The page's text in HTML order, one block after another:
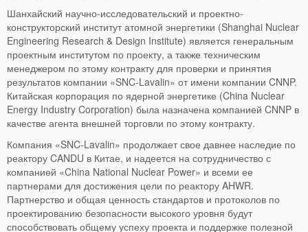
Шанхайский научно-исследовательский и проектно-
конструкторский институт атомной энергетики (Shanghai Nuclear
Engineering Research & Design Institute) является генеральным
проектным институтом по проекту, а также техническим
менеджером по этому контракту для проверки и принятия
результатов компании «SNC-Lavalin» от имени компании CNNP.
Китайская корпорация по ядерной энергетике (China Nuclear
Energy Industry Corporation) была назначена компанией CNNP в
качестве агента внешней торговли по этому контракту.
Компания «SNC-Lavalin» продолжает свое давнее наследие по
реактору CANDU в Китае, и надеется на сотрудничество с
компанией «China National Nuclear Power» и всеми ее
партнерами для достижения цели по реактору AHWR.
Партнерство и общая ценность стандартов и протоколов по
проектированию безопасности высокого уровня будут
способствовать общему успеху проекта и поддержке полезной